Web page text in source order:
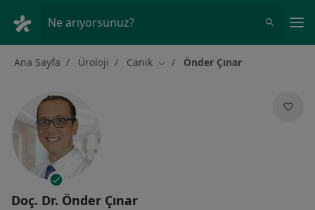
Ne arıyorsunuz?
Ana Sayfa Üroloji Canik Şehir değiştir
Önder Çınar
Doç. Dr. Önder Çınar